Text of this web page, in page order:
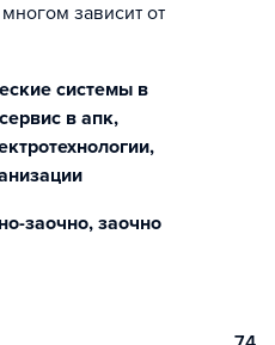
зависит от
системы в
в апк,
заочно, заочно